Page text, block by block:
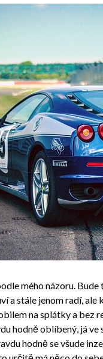
mého názoru.
a stále jenom radí,
na splátky a bez
hodně oblíbený, já
hodně se všude